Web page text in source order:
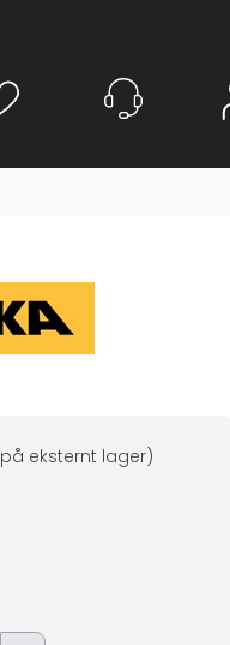
på eksternt lager)